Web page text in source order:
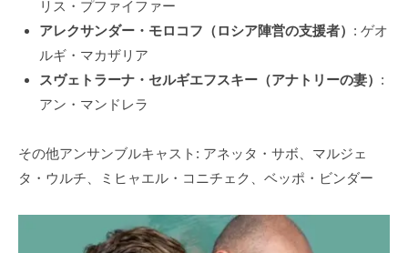
リス・プファイファー
アレクサンダー・モロコフ（ロシア陣営の支援者） : ゲオ
ルギ・マカザリア
スヴェトラーナ・セルギエフスキー（アナトリーの妻） :
アン・マンドレラ
その他アンサンブルキャスト: アネッタ・サボ、マルジェ
タ・ウルチ、ミヒャエル・コニチェク、ベッポ・ビンダー